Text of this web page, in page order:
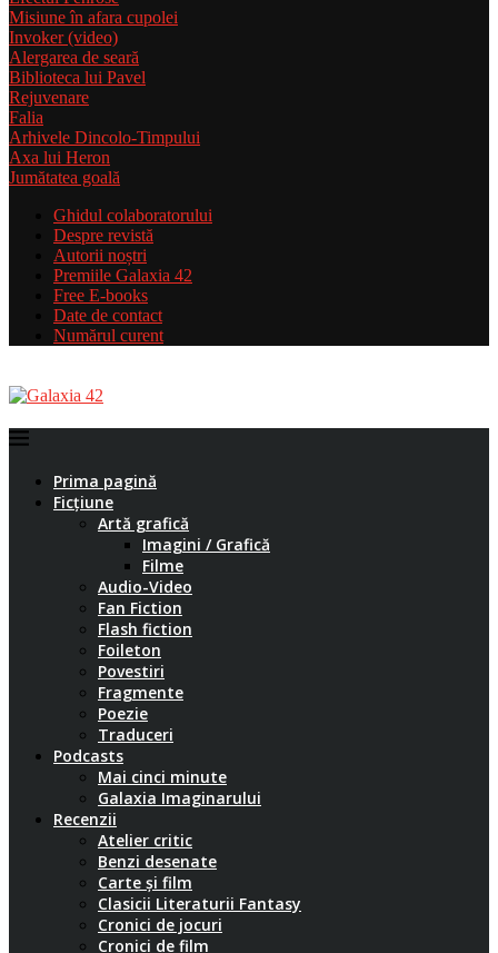
Misiune în afara cupolei
Invoker (video)
Alergarea de seară
Biblioteca lui Pavel
Rejuvenare
Falia
Arhivele Dincolo-Timpului
Axa lui Heron
Jumătatea goală
Ghidul colaboratorului
Despre revistă
Autorii noștri
Premiile Galaxia 42
Free E-books
Date de contact
Numărul curent
Prima pagină
Ficțiune
Artă grafică
Imagini / Grafică
Filme
Audio-Video
Fan Fiction
Flash fiction
Foileton
Povestiri
Fragmente
Poezie
Traduceri
Podcasts
Mai cinci minute
Galaxia Imaginarului
Recenzii
Atelier critic
Benzi desenate
Carte și film
Clasicii Literaturii Fantasy
Cronici de jocuri
Cronici de film